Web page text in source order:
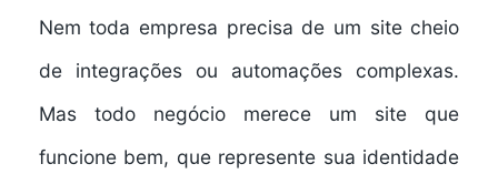
Nem toda empresa precisa de um site cheio
de integrações ou automações complexas.
Mas todo negócio merece um site que
funcione bem, que represente sua identidade